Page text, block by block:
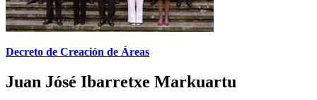
Decreto de Creación de Áreas
Juan Jósé Ibarretxe Markuartu